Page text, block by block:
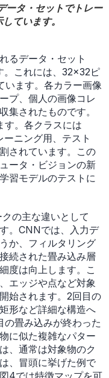
ータ・セットでトレー
ています。
るデータ・セット
。これには、32×32ピ
います。各カラー画像
プ、個人の画像コレ
集されたものです。
す。各クラスには
ニング用、テスト
されています。この
ータ・ビジョンの新
習モデルのテストに
の主な違いとして
。CNNでは、入力デ
か、フィルタリング
続された畳み込み層
度は向上します。こ
エッジや点など対象
始されます。2回目の
形など詳細な構造へ
の畳み込みが終わった
に似た複雑なパター
、通常は対象物のク
、冒頭に挙げた例で